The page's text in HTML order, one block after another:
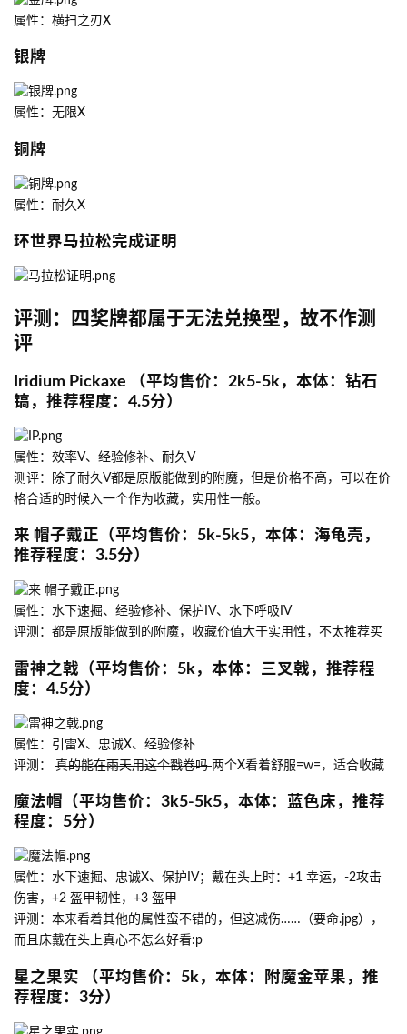
属性：横扫之刃X
银牌
属性：无限X
铜牌
属性：耐久X
环世界马拉松完成证明
评测：四奖牌都属于无法兑换型，故不作测
评
Iridium Pickaxe （平均售价：2k5-5k，本体：钻石
镐，推荐程度：4.5分）
属性：效率V、经验修补、耐久V
测评：除了耐久V都是原版能做到的附魔，但是价格不高，可以在价
格合适的时候入一个作为收藏，实用性一般。
来 帽子戴正（平均售价：5k-5k5，本体：海龟壳，
推荐程度：3.5分）
属性：水下速掘、经验修补、保护IV、水下呼吸IV
评测：都是原版能做到的附魔，收藏价值大于实用性，不太推荐买
雷神之戟（平均售价：5k，本体：三叉戟，推荐程
度：4.5分）
属性：引雷X、忠诚X、经验修补
评测： 真的能在雨天用这个戳卷吗两个X看着舒服=w=，适合收藏
魔法帽（平均售价：3k5-5k5，本体：蓝色床，推荐
程度：5分）
属性：水下速掘、忠诚X、保护IV；戴在头上时：+1 幸运，-2攻击
伤害，+2 盔甲韧性，+3 盔甲
评测：本来看着其他的属性蛮不错的，但这减伤……（要命.jpg），
而且床戴在头上真心不怎么好看:p
星之果实 （平均售价：5k，本体：附魔金苹果，推
荐程度：3分）